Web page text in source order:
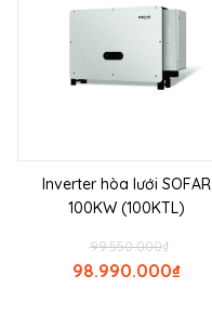
Inverter hòa lưới SOFAR
100KW (100KTL)
₫
99.550.000
₫
98.990.000